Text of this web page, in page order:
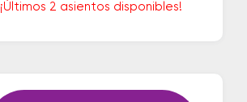
¡Últimos 2 asientos disponibles!